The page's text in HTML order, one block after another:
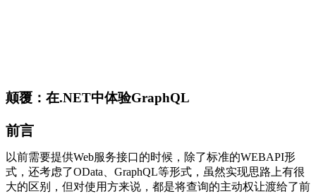
颠覆：在.NET中体验GraphQL
前言
以前需要提供Web服务接口的时候，除了标准的WEBAPI形
式，还考虑了OData、GraphQL等形式，虽然实现思路上有很
大的区别，但对使用方来说，都是将查询的主动权让渡给了前